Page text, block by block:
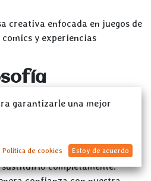
creativa enfocada en juegos de
comics y experiencias
aporta el valor artístico,
deben potenciar el
completamente.
garantizarle una mejor
Política de cookies Estoy de acuerdo